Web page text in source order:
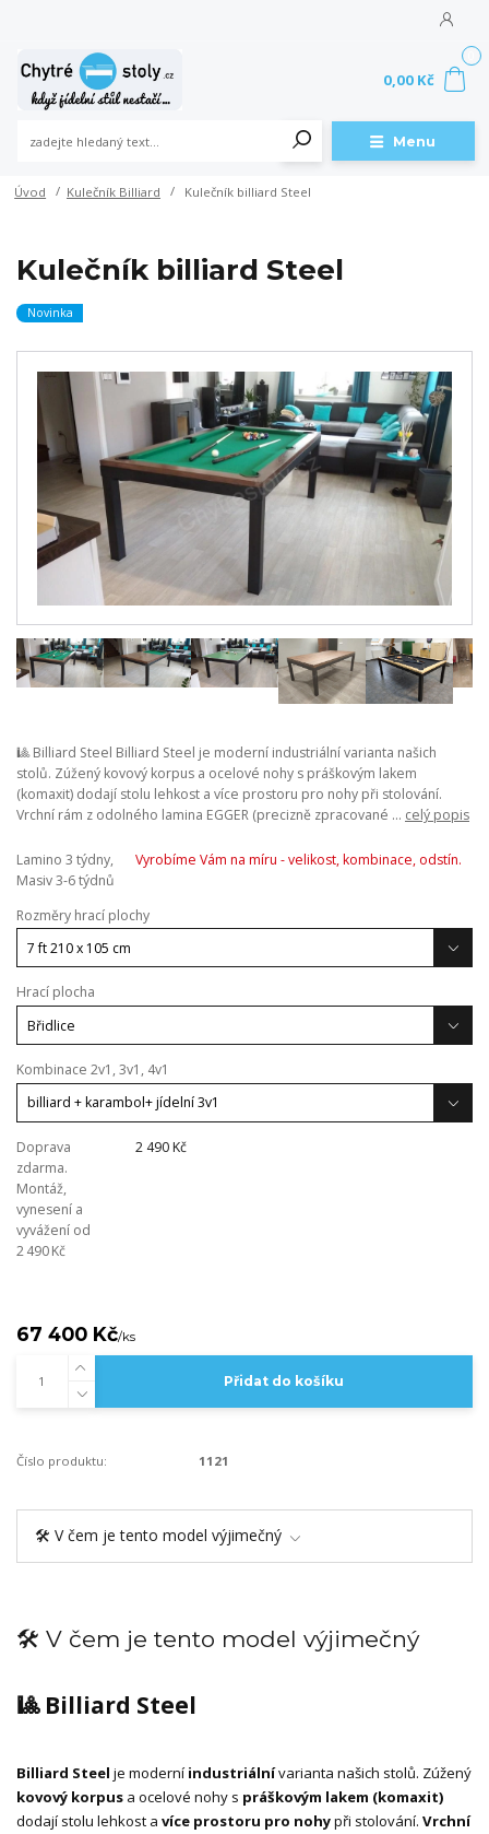
Menu
0,00 Kč
Úvod Kulečník Billiard Kulečník billiard Steel
Kulečník billiard Steel
Novinka
🎱 Billiard Steel Billiard Steel je moderní industriální varianta našich
stolů. Zúžený kovový korpus a ocelové nohy s práškovým lakem
(komaxit) dodají stolu lehkost a více prostoru pro nohy při stolování.
Vrchní rám z odolného lamina EGGER (precizně zpracované ... celý popis
Lamino 3 týdny,
Masiv 3-6 týdnů
Vyrobíme Vám na míru - velikost, kombinace, odstín.
Rozměry hrací plochy
Hrací plocha
Kombinace 2v1, 3v1, 4v1
Doprava
zdarma.
Montáž,
vynesení a
vyvážení od
2 490 Kč
2 490 Kč
67 400 Kč/ks
Přidat do košíku
Číslo produktu: 1121
🛠️ V čem je tento model výjimečný
🛠️ V čem je tento model výjimečný
🎱 Billiard Steel
Billiard Steel je moderní industriálnívarianta našich stolů. Zúžený
kovový korpus a ocelové nohy s práškovým lakem (komaxit)
dodají stolu lehkost a více prostoru pro nohypři stolování. Vrchní